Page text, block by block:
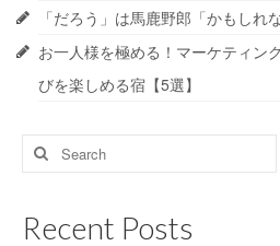
「だろう」は馬鹿野郎「かもしれ
お一人様を極める！マーケティン
びを楽しめる宿【5選】
Search
for:
Recent Posts